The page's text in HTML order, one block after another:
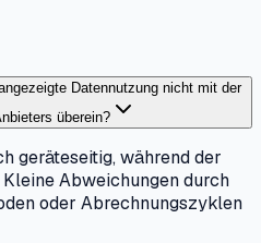
Datennutzung nicht mit der
überein?
geräteseitig, während der
Abweichungen durch
oder Abrechnungszyklen